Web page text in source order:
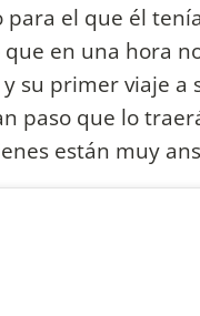
el que él
en una hora
su primer viaje a
paso que lo
están muy